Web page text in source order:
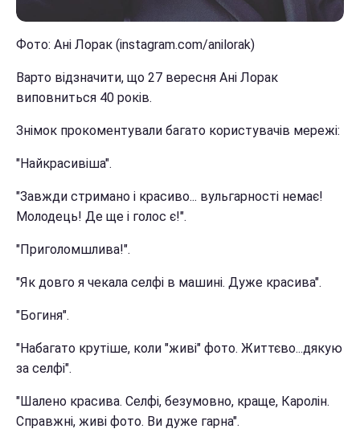
Фото: Ані Лорак (instagram.com/anilorak)
Варто відзначити, що 27 вересня Ані Лорак
виповниться 40 років.
Знімок прокоментували багато користувачів мережі:
"Найкрасивіша".
"Завжди стримано і красиво... вульгарності немає!
Молодець! Де ще і голос є!".
"Приголомшлива!".
"Як довго я чекала селфі в машині. Дуже красива".
"Богиня".
"Набагато крутіше, коли "живі" фото. Життєво...дякую
за селфі".
"Шалено красива. Селфі, безумовно, краще, Каролін.
Справжні, живі фото. Ви дуже гарна".